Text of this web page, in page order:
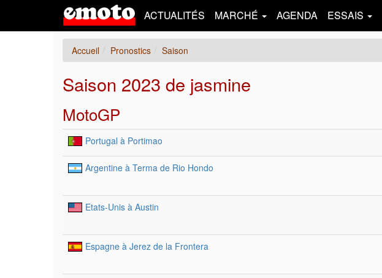
ACTUALITÉS MARCHÉ AGENDA ESSAIS
Accueil Pronostics Saison
Saison 2023 de jasmine
MotoGP
Portugal à Portimao
Argentine à Terma de Rio Hondo
Etats-Unis à Austin
Espagne à Jerez de la Frontera